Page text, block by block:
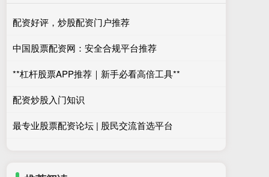
配资好评，炒股配资门户推荐
中国股票配资网：安全合规平台推荐
**杠杆股票APP推荐｜新手必看高倍工具**
配资炒股入门知识
最专业股票配资论坛 | 股民交流首选平台